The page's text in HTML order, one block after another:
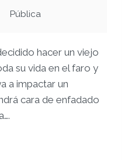
Pública
hacer un viejo
su vida en el faro y
a impactar un
cara de enfadado